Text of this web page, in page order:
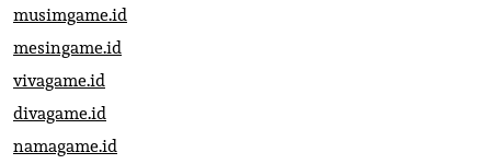
musimgame.id
mesingame.id
vivagame.id
divagame.id
namagame.id